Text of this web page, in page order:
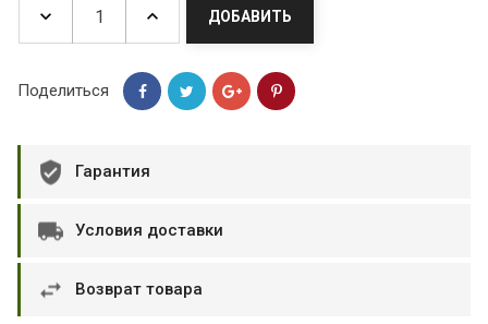
ДОБАВИТЬ
Поделиться
Гарантия
Условия доставки
Возврат товара